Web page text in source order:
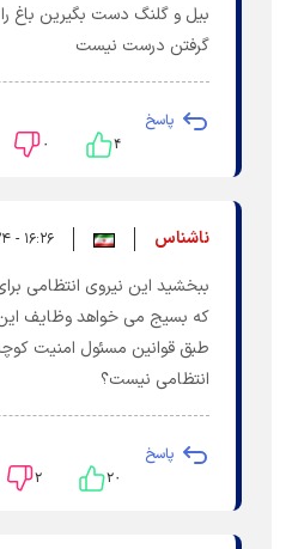
بیل و گلنگ دست بگیرین باغ
گرفتن درست نیست
پاسخ
۴ ۰
ناشناس ۱۶:۲۶ - ۱۳۹۶/۰۸/۲۴
ببخشید این نیروی انتظامی
که بسیج می خواهد وظایف این
طبق قوانین مسئول امنیت کوچه
انتظامی نیست؟
پاسخ
۲۰ ۲